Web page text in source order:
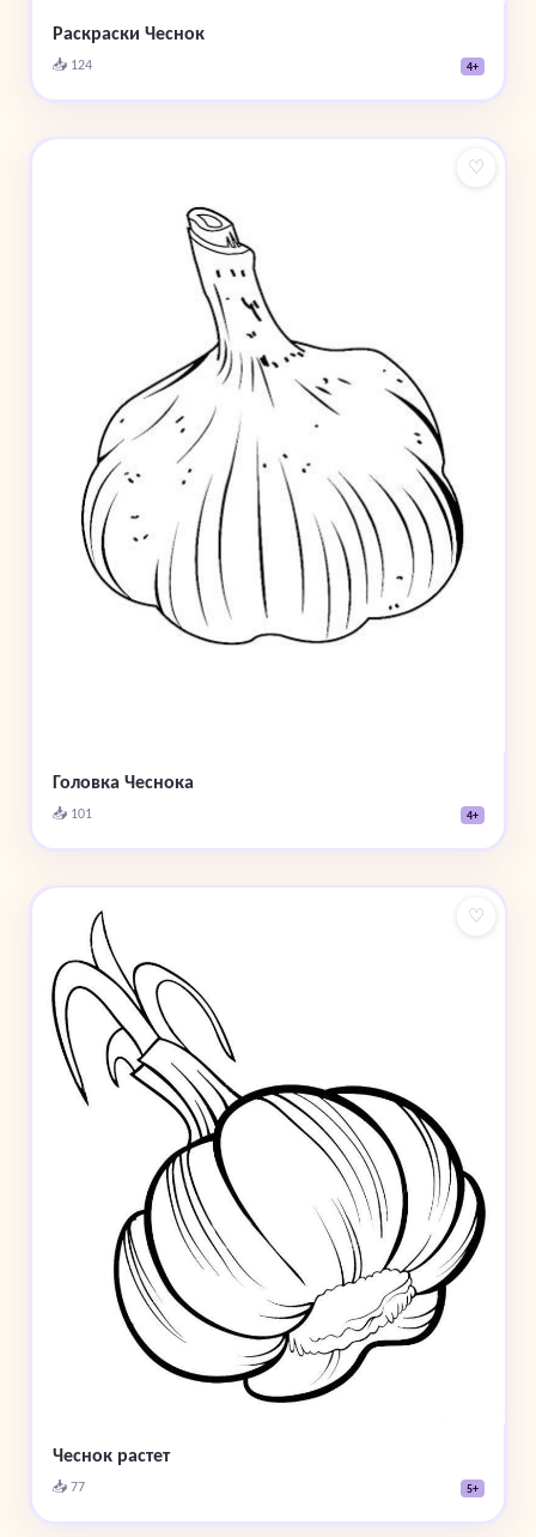
Раскраски Чеснок
📥 124 4+
♡
Головка Чеснока
📥 101 4+
♡
Чеснок растет
📥 77 5+